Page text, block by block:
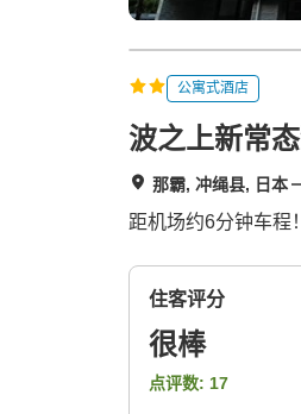
公寓式酒店
波之上新常
那霸, 冲绳县, 日本
距机场约6分钟车程
住客评分
很棒
点评数: 17